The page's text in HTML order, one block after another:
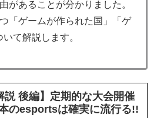
があることが分かりました。
「ゲームが作られた国」「ゲ
て解説します。
説 後編】定期的な大会開催
のesportsは確実に流行る!!